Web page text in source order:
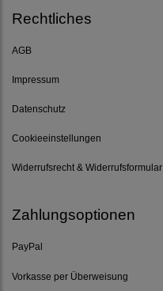
Rechtliches
AGB
Impressum
Datenschutz
Cookieeinstellungen
Widerrufsrecht & Widerrufsformular
Zahlungsoptionen
PayPal
Vorkasse per Überweisung